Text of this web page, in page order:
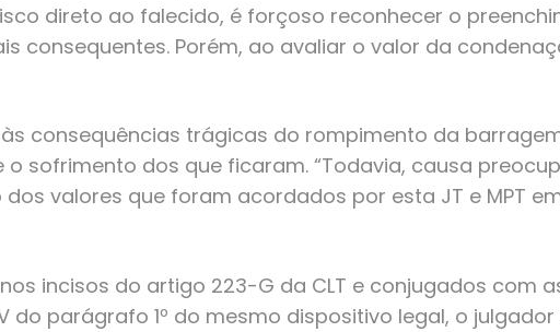
direto ao falecido, é forçoso reconhecer o
consequentes. Porém, ao avaliar o valor da
consequências trágicas do rompimento da
sofrimento dos que ficaram. “Todavia, causa
valores que foram acordados por esta JT e MPT
incisos do artigo 223-G da CLT e conjugados com
parágrafo 1º do mesmo dispositivo legal, o